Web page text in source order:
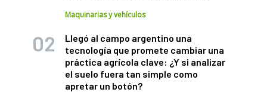
Maquinarias y vehículos
Llegó al campo argentino una
tecnología que promete cambiar una
práctica agrícola clave: ¿Y si analizar
el suelo fuera tan simple como
apretar un botón?